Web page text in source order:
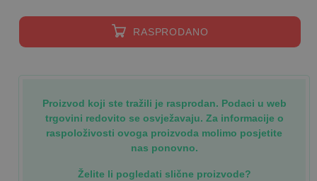
RASPRODANO
Proizvod koji ste tražili je rasprodan. Podaci u web
trgovini redovito se osvježavaju. Za informacije o
raspoloživosti ovoga proizvoda molimo posjetite
nas ponovno.
Želite li pogledati slične proizvode?